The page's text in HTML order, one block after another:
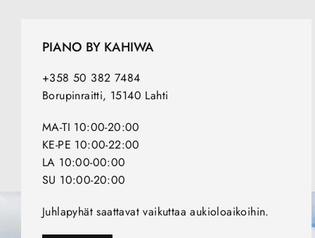
PIANO BY KAHIWA
+358 50 382 7484
Borupinraitti, 15140 Lahti
MA-TI 10:00-20:00
KE-PE 10:00-22:00
LA 10:00-00:00
SU 10:00-20:00
Juhlapyhät saattavat vaikuttaa aukioloaikoihin.